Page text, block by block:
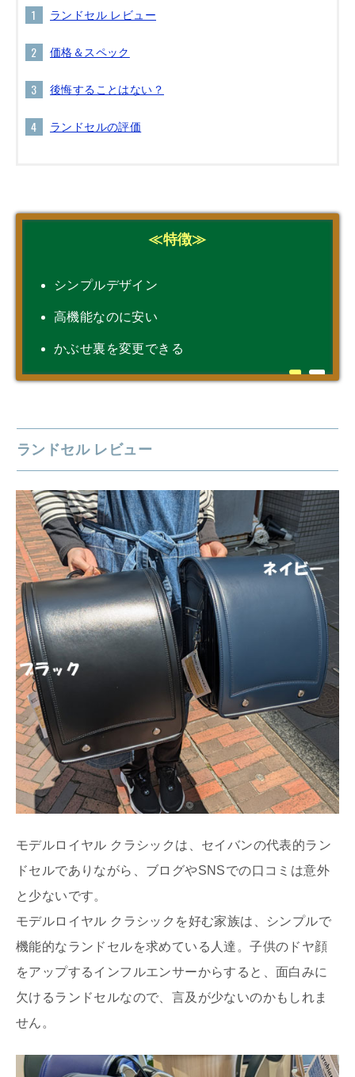
ランドセル レビュー
価格＆スペック
後悔することはない？
ランドセルの評価
≪特徴≫
シンプルデザイン
高機能なのに安い
かぶせ裏を変更できる
ランドセル レビュー
モデルロイヤル クラシックは、セイバンの代表的ラン
ドセルでありながら、ブログやSNSでの口コミは意外
と少ないです。
モデルロイヤル クラシックを好む家族は、シンプルで
機能的なランドセルを求めている人達。子供のドヤ顔
をアップするインフルエンサーからすると、面白みに
欠けるランドセルなので、言及が少ないのかもしれま
せん。